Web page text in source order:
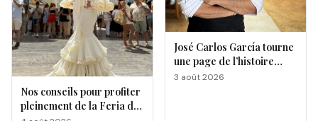
Nos conseils pour profiter
pleinement de la Feria de
José Carlos García tourne
une page de l’histoire
gastronomique de Malaga
3 août 2026